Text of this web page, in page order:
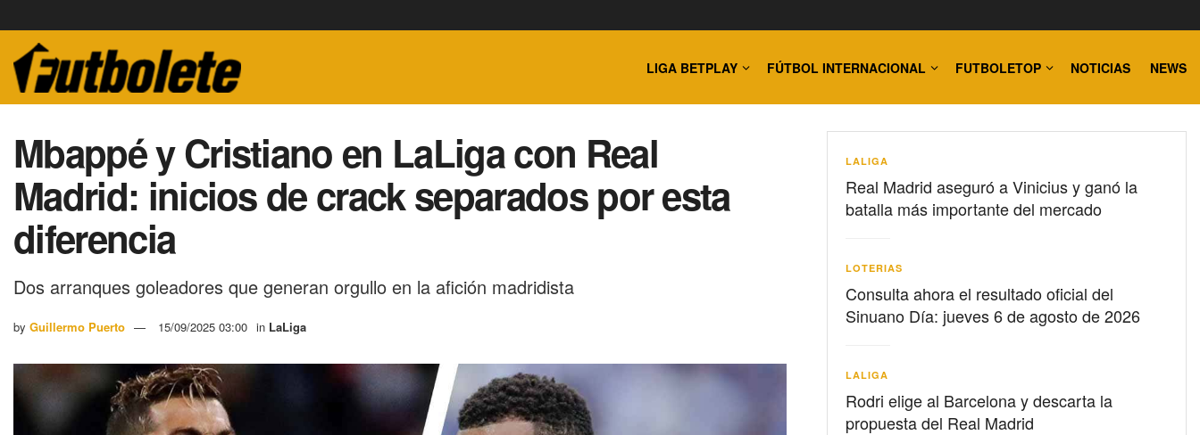
LIGA BETPLAY FÚTBOL INTERNACIONAL FUTBOLETOP NOTICIAS NEWS
Mbappé y Cristiano en LaLiga con Real
Madrid: inicios de crack separados por esta
diferencia
Dos arranques goleadores que generan orgullo en la afición madridista
by Guillermo Puerto 15/09/2025 03:00 in LaLiga
LALIGA
Real Madrid aseguró a Vinicius y ganó la
batalla más importante del mercado
LOTERIAS
Consulta ahora el resultado oficial del
Sinuano Día: jueves 6 de agosto de 2026
LALIGA
Rodri elige al Barcelona y descarta la
propuesta del Real Madrid